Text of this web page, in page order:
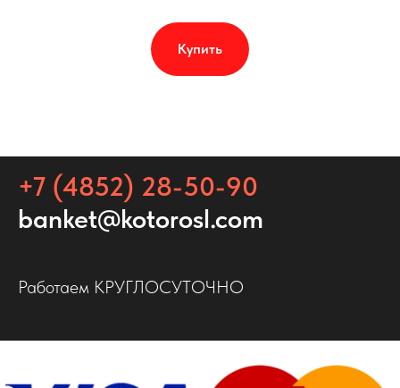
Купить
+7 (4852) 28-50-90
banket@kotorosl.com
Работаем КРУГЛОСУТОЧНО